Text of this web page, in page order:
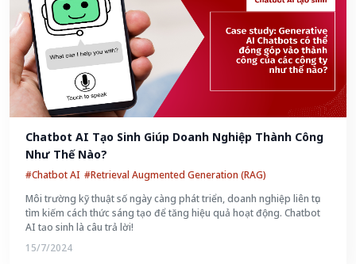
Chatbot AI Tạo Sinh Giúp Doanh Nghiệp Thành Công
Như Thế Nào?
#Chatbot AI #Retrieval Augmented Generation (RAG)
Môi trường kỹ thuật số ngày càng phát triển, doanh nghiệp liên tục
tìm kiếm cách thức sáng tạo để tăng hiệu quả hoạt động. Chatbot
AI tạo sinh là câu trả lời!
15/7/2024